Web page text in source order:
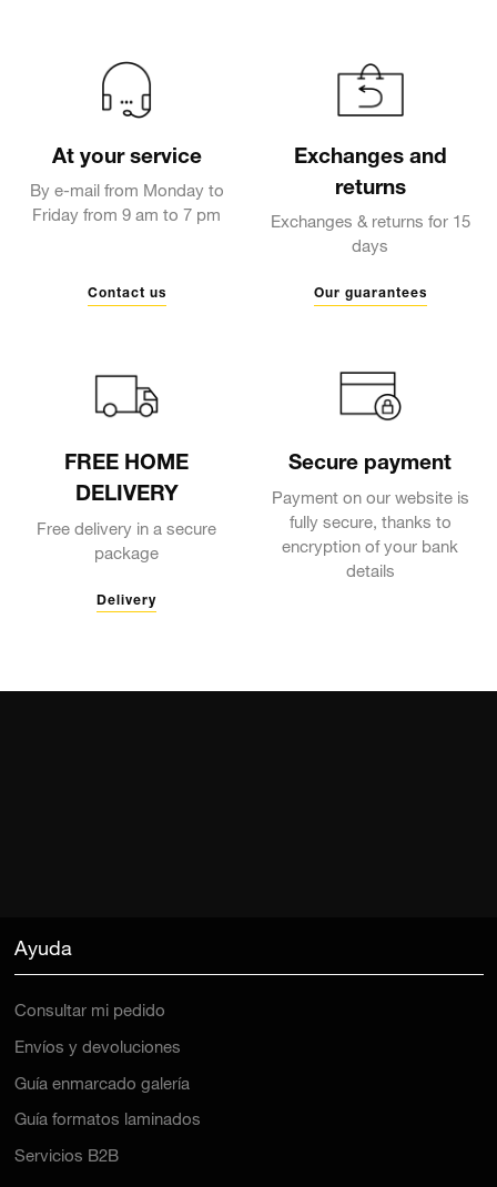
At your service
By e-mail from Monday to
Friday from 9 am to 7 pm
Contact us
Exchanges and
returns
Exchanges & returns for 15
days
Our guarantees
FREE HOME
DELIVERY
Free delivery in a secure
package
Delivery
Secure payment
Payment on our website is
fully secure, thanks to
encryption of your bank
details
Ayuda
Consultar mi pedido
Envíos y devoluciones
Guía enmarcado galería
Guía formatos laminados
Servicios B2B